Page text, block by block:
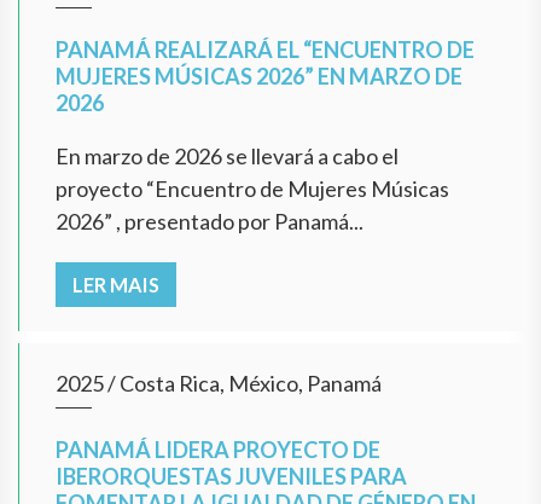
PANAMÁ REALIZARÁ EL “ENCUENTRO DE
MUJERES MÚSICAS 2026” EN MARZO DE
2026
En marzo de 2026 se llevará a cabo el
proyecto “Encuentro de Mujeres Músicas
2026” , presentado por Panamá...
LER MAIS
2025/Costa Rica, México, Panamá
PANAMÁ LIDERA PROYECTO DE
IBERORQUESTAS JUVENILES PARA